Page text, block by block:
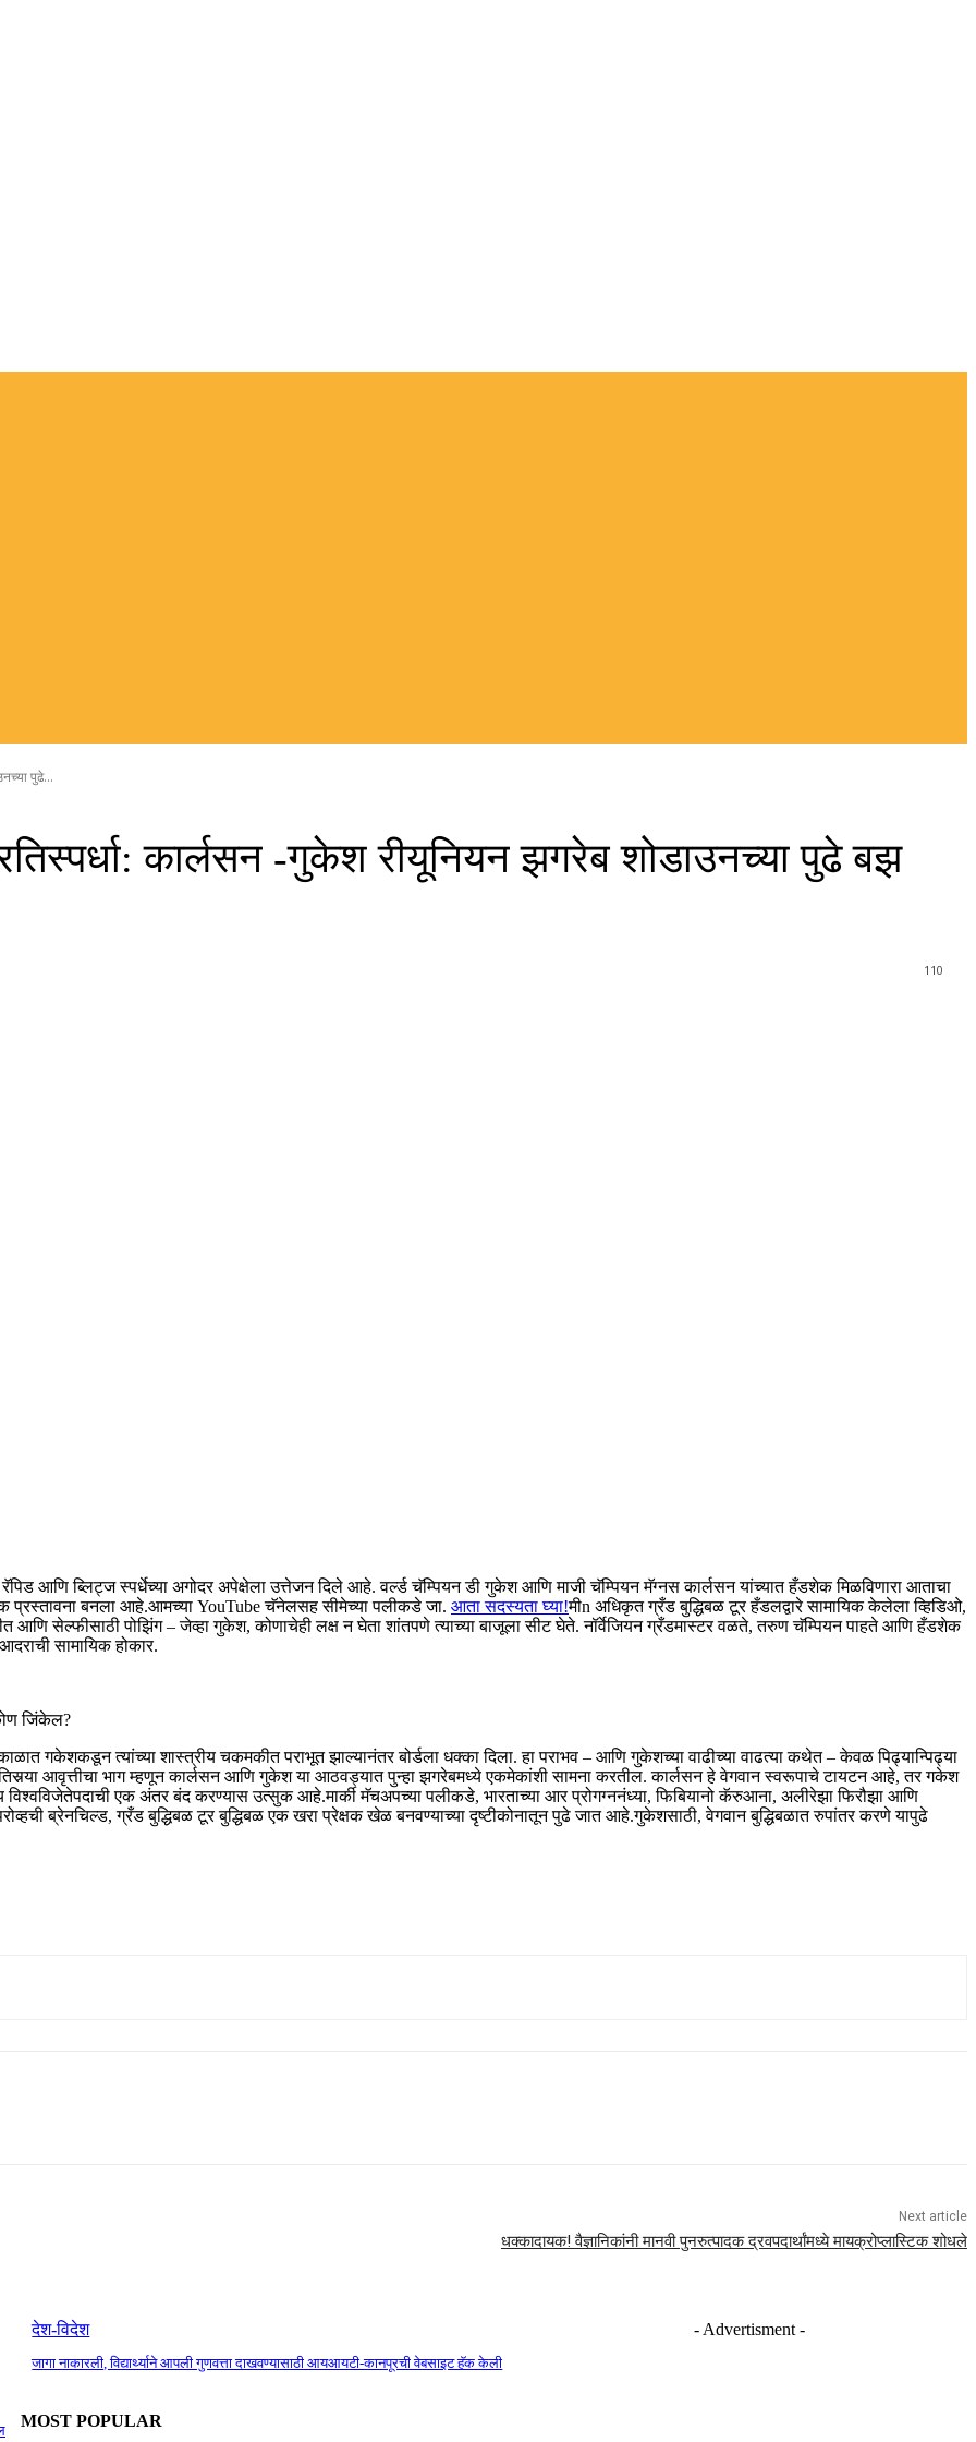
पुढे...
कार्लसन -गुकेश रीयूनियन झगरेब शोडाउनच्या पुढे बझ
110
रॅपिड आणि ब्लिट्ज स्पर्धेच्या अगोदर अपेक्षेला उत्तेजन दिले आहे. वर्ल्ड चॅम्पियन डी गुकेश आणि माजी चॅम्पियन मॅग्नस कार्लसन यांच्यात हँडशेक मिळविणारा आताचा
प्रस्तावना बनला आहे.आमच्या YouTube चॅनेलसह सीमेच्या पलीकडे जा. आता सदस्यता घ्या!मीn अधिकृत ग्रँड बुद्धिबळ टूर हँडलद्वारे सामायिक केलेला व्हिडिओ,
आणि सेल्फीसाठी पोझिंग – जेव्हा गुकेश, कोणाचेही लक्ष न घेता शांतपणे त्याच्या बाजूला सीट घेते. नॉर्वेजियन ग्रँडमास्टर वळते, तरुण चॅम्पियन पाहते आणि हँडशेक
सामायिक होकार.
जिंकेल?
गकेशकडून त्यांच्या शास्त्रीय चकमकीत पराभूत झाल्यानंतर बोर्डला धक्का दिला. हा पराभव – आणि गुकेशच्या वाढीच्या वाढत्या कथेत – केवळ पिढ्यान्पिढ्या
आवृत्तीचा भाग म्हणून कार्लसन आणि गुकेश या आठवड्यात पुन्हा झगरेबमध्ये एकमेकांशी सामना करतील. कार्लसन हे वेगवान स्वरूपाचे टायटन आहे, तर गकेश
विश्वविजेतेपदाची एक अंतर बंद करण्यास उत्सुक आहे.मार्की मॅचअपच्या पलीकडे, भारताच्या आर प्रोगग्ननंध्या, फिबियानो कॅरुआना, अलीरेझा फिरौझा आणि
ब्रेनचिल्ड, ग्रँड बुद्धिबळ टूर बुद्धिबळ एक खरा प्रेक्षक खेळ बनवण्याच्या दृष्टीकोनातून पुढे जात आहे.गुकेशसाठी, वेगवान बुद्धिबळात रुपांतर करणे यापुढे
Next article
धक्कादायक! वैज्ञानिकांनी मानवी पुनरुत्पादक द्रवपदार्थांमध्ये मायक्रोप्लास्टिक शोधले
देश-विदेश
जागा नाकारली, विद्यार्थ्याने आपली गुणवत्ता दाखवण्यासाठी आयआयटी-कानपूरची वेबसाइट हॅक केली
- Advertisment -
MOST POPULAR